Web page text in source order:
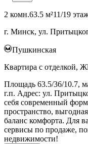
2 комн.63.5 м²11/19
г. Минск, ул.
Пушкинская
Квартира с отделкой,
Площадь 63.5/36/10.7,
г.п. Адрес: ул.
себя современный
пространство,
баланс комфорта. Для
сервисы по продаже,
недвижимости!